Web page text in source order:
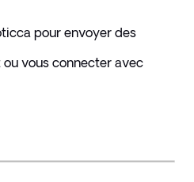
pour envoyer des
vous connecter avec